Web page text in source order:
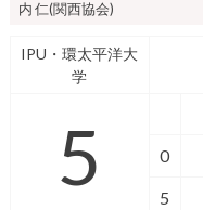
内 仁(関西協会)
IPU・環太平洋大
学
5 0
5